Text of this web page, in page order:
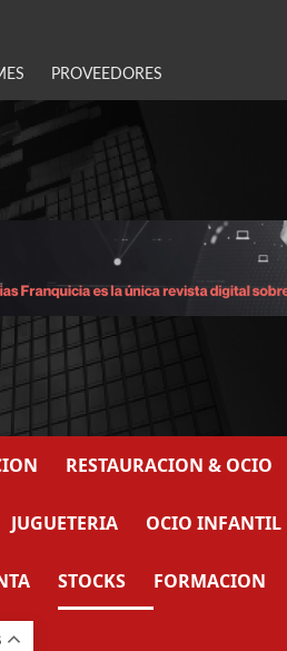
PROVEEDORES
RESTAURACION & OCIO
JUGUETERIA OCIO INFANTIL
STOCKS FORMACION